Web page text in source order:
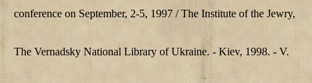
conference on September, 2-5, 1997 / The Institute of the Jewry,
The Vernadsky National Library of Ukraine. - Kiev, 1998. - V.